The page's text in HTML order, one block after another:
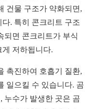
건물 구조가 약화되면,
. 특히 콘크리트 구조
되면 콘크리트가 부식
저하됩니다.
촉진하여 호흡기 질환,
일으킬 수 있습니다. 곰
누수가 발생한 곳은 곰